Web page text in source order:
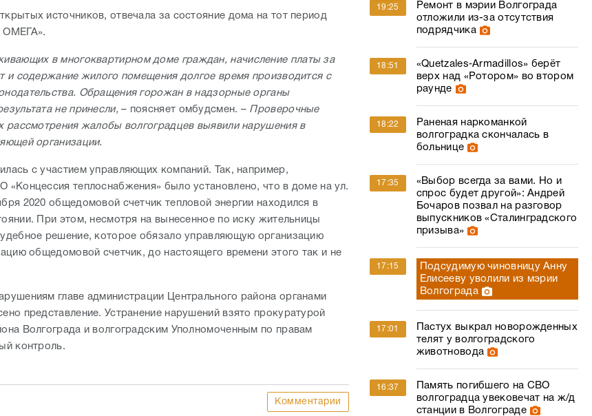
источников, отвечала за состояние дома на тот период
ОМЕГА».
в многоквартирном доме граждан, начисление платы за
и содержание жилого помещения долгое время производится с
Обращения горожан в надзорные органы
не принесли,– поясняет омбудсмен. – Проверочные
рассмотрения жалобы волгоградцев выявили нарушения в
организации.
с участием управляющих компаний. Так, например,
«Концессия теплоснабжения» было установлено, что в доме на ул.
2020 общедомовой счетчик тепловой энергии находился в
При этом, несмотря на вынесенное по иску жительницы
решение, которое обязало управляющую организацию
общедомовой счетчик, до настоящего времени этого так и не
главе администрации Центрального района органами
представление. Устранение нарушений взято прокуратурой
Волгограда и волгоградским Уполномоченным по правам
контроль.
Комментарии
19:25
Ремонт в мэрии Волгограда
отложили из-за отсутствия
подрядчика
18:51
«Quetzales‑Armadillos» берёт
верх над «Ротором» во втором
раунде
18:22
Раненая наркоманкой
волгоградка скончалась в
больнице
17:35
«Выбор всегда за вами. Но и
спрос будет другой»: Андрей
Бочаров позвал на разговор
выпускников «Сталинградского
призыва»
17:15
Подсудимую чиновницу Анну
Елисееву уволили из мэрии
Волгограда
17:01
Пастух выкрал новорожденных
телят у волгоградского
животновода
16:37
Память погибшего на СВО
волгоградца увековечат на ж/д
станции в Волгограде